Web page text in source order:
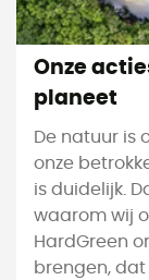
Onze
planeet
De natuur is
onze
is duidelijk.
waarom wij
HardGreen
brengen,